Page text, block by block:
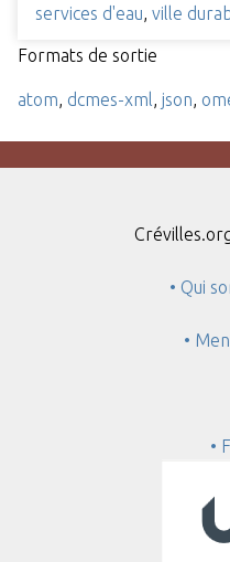
services d'eau ville
Formats de sortie
atom dcmes-xml json
• Qui
•
•